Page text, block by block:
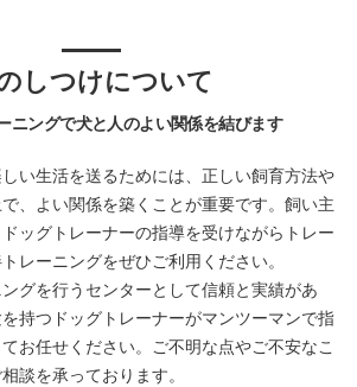
ニングで犬と人のよい関係を結びます
しつけについて
い生活を送るためには、正しい飼育方法や
、よい関係を築くことが重要です。飼い主
ッグトレーナーの指導を受けながらトレー
レーニングをぜひご利用ください。
グを行うセンターとして信頼と実績があ
持つドッグトレーナーがマンツーマンで指
お任せください。ご不明な点やご不安なこ
談を承っております。